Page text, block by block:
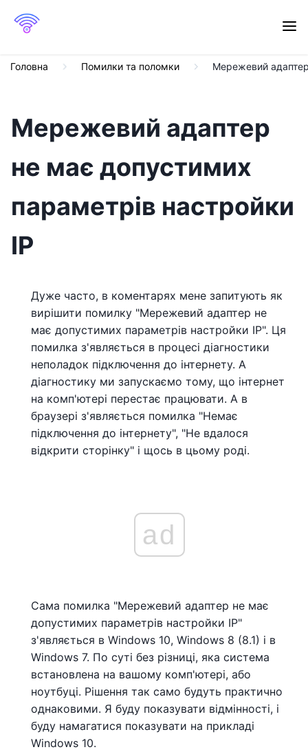
Головна Помилки та поломки Мережевий
Мережевий адаптер
не має допустимих
параметрів настройки
IP
Дуже часто, в коментарях мене запитують як
вирішити помилку "Мережевий адаптер не
має допустимих параметрів настройки IP". Ця
помилка з'являється в процесі діагностики
неполадок підключення до інтернету. А
діагностику ми запускаємо тому, що інтернет
на комп'ютері перестає працювати. А в
браузері з'являється помилка "Немає
підключення до інтернету", "Не вдалося
відкрити сторінку" і щось в цьому роді.
ad
Сама помилка "Мережевий адаптер не має
допустимих параметрів настройки IP"
з'являється в Windows 10, Windows 8 (8.1) і в
Windows 7. По суті без різниці, яка система
встановлена ​​на вашому комп'ютері, або
ноутбуці. Рішення так само будуть практично
однаковими. Я буду показувати відмінності, і
буду намагатися показувати на прикладі
Windows 10.